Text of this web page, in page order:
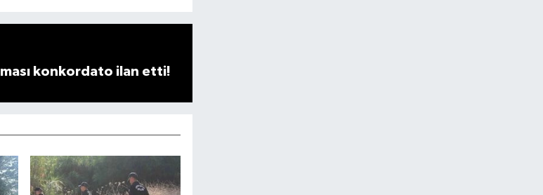
konkordato ilan etti!